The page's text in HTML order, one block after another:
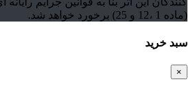
(ماده 1 ،12 و 25) برخورد خواهد شد.
سبد خرید
×